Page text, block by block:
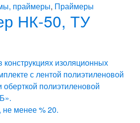
праймеры, Праймеры
НК-50, ТУ
изоляционных
с лентой полиэтиленовой
полиэтиленовой
не менее % 20.